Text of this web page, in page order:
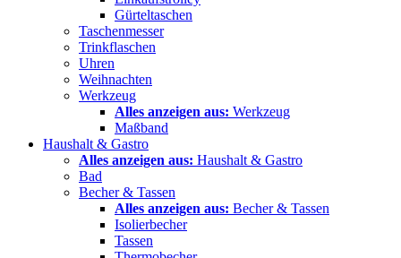
Gürteltaschen
Taschenmesser
Trinkflaschen
Uhren
Weihnachten
Werkzeug
Alles anzeigen aus: Werkzeug
Maßband
Haushalt & Gastro
Alles anzeigen aus: Haushalt & Gastro
Bad
Becher & Tassen
Alles anzeigen aus: Becher & Tassen
Isolierbecher
Tassen